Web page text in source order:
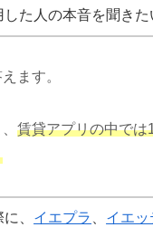
した人の本音を聞き
ます。
、賃貸アプリの中では
、 イエプラ イエッ